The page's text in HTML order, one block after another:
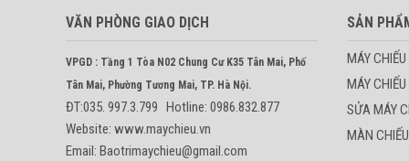
VĂN PHÒNG GIAO DỊCH
VPGD : Tầng 1 Tòa N02 Chung Cư K35 Tân Mai, Phố
Tân Mai, Phường Tương Mai, TP. Hà Nội.
ĐT:035. 997.3.799 Hotline: 0986.832.877
Website: www.maychieu.vn
Email: Baotrimaychieu@gmail.com
SẢN
MÁY
MÁY
SỬA MÁY
MÀN CHIẾU